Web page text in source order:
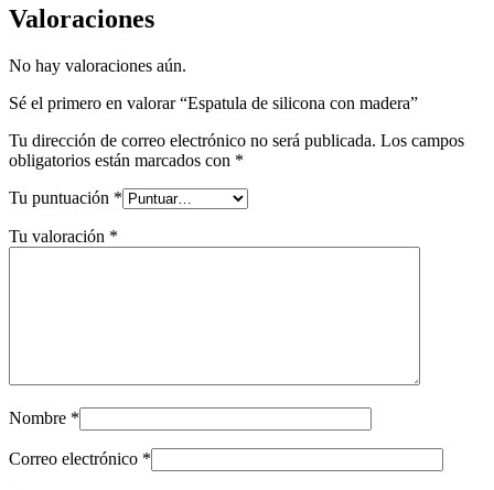
Valoraciones
No hay valoraciones aún.
Sé el primero en valorar “Espatula de silicona con madera”
Tu dirección de correo electrónico no será publicada. Los campos
obligatorios están marcados con *
Tu puntuación *
Tu valoración *
Nombre *
Correo electrónico *